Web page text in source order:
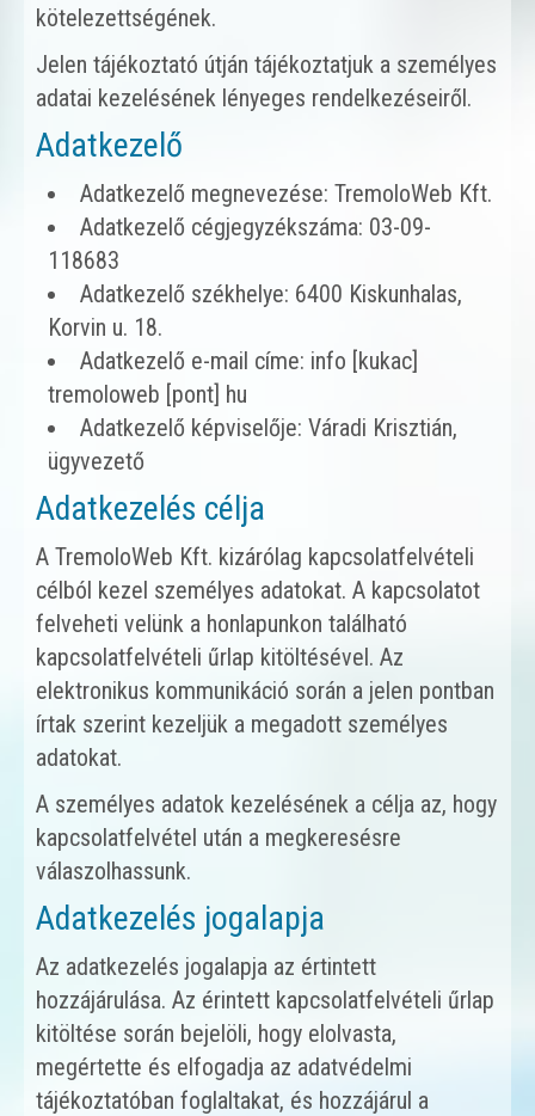
kötelezettségének.
Jelen tájékoztató útján tájékoztatjuk a személyes
adatai kezelésének lényeges rendelkezéseiről.
Adatkezelő
Adatkezelő megnevezése: TremoloWeb Kft.
Adatkezelő cégjegyzékszáma: 03-09-
118683
Adatkezelő székhelye: 6400 Kiskunhalas,
Korvin u. 18.
Adatkezelő e-mail címe: info [kukac]
tremoloweb [pont] hu
Adatkezelő képviselője: Váradi Krisztián,
ügyvezető
Adatkezelés célja
A TremoloWeb Kft. kizárólag kapcsolatfelvételi
célból kezel személyes adatokat. A kapcsolatot
felveheti velünk a honlapunkon található
kapcsolatfelvételi űrlap kitöltésével. Az
elektronikus kommunikáció során a jelen pontban
írtak szerint kezeljük a megadott személyes
adatokat.
A személyes adatok kezelésének a célja az, hogy
kapcsolatfelvétel után a megkeresésre
válaszolhassunk.
Adatkezelés jogalapja
Az adatkezelés jogalapja az értintett
hozzájárulása. Az érintett kapcsolatfelvételi űrlap
kitöltése során bejelöli, hogy elolvasta,
megértette és elfogadja az adatvédelmi
tájékoztatóban foglaltakat, és hozzájárul a